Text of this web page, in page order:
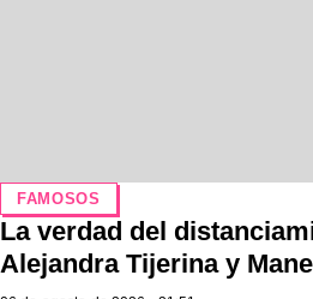
FAMOSOS
La verdad del
Alejandra Tijerina y